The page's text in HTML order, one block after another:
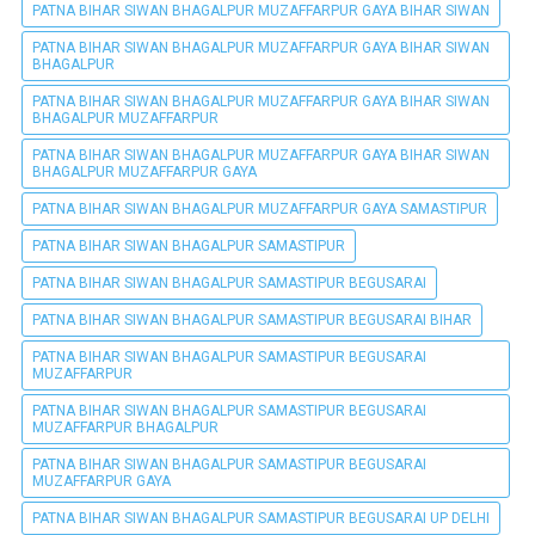
PATNA BIHAR SIWAN BHAGALPUR MUZAFFARPUR GAYA BIHAR SIWAN
PATNA BIHAR SIWAN BHAGALPUR MUZAFFARPUR GAYA BIHAR SIWAN
BHAGALPUR
PATNA BIHAR SIWAN BHAGALPUR MUZAFFARPUR GAYA BIHAR SIWAN
BHAGALPUR MUZAFFARPUR
PATNA BIHAR SIWAN BHAGALPUR MUZAFFARPUR GAYA BIHAR SIWAN
BHAGALPUR MUZAFFARPUR GAYA
PATNA BIHAR SIWAN BHAGALPUR MUZAFFARPUR GAYA SAMASTIPUR
PATNA BIHAR SIWAN BHAGALPUR SAMASTIPUR
PATNA BIHAR SIWAN BHAGALPUR SAMASTIPUR BEGUSARAI
PATNA BIHAR SIWAN BHAGALPUR SAMASTIPUR BEGUSARAI BIHAR
PATNA BIHAR SIWAN BHAGALPUR SAMASTIPUR BEGUSARAI
MUZAFFARPUR
PATNA BIHAR SIWAN BHAGALPUR SAMASTIPUR BEGUSARAI
MUZAFFARPUR BHAGALPUR
PATNA BIHAR SIWAN BHAGALPUR SAMASTIPUR BEGUSARAI
MUZAFFARPUR GAYA
PATNA BIHAR SIWAN BHAGALPUR SAMASTIPUR BEGUSARAI UP DELHI